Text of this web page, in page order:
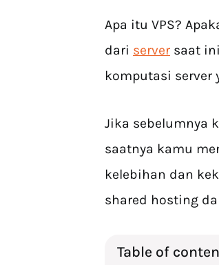
Apa itu VPS?
dari server saat
komputasi server
Jika sebelumnya
saatnya kamu
kelebihan dan
shared hosting
Table of